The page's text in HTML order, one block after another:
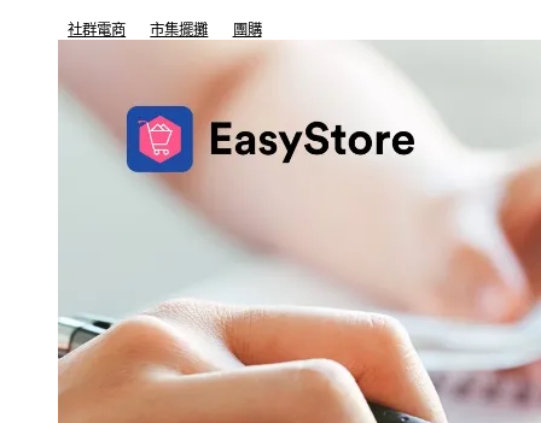
社群電商 市集擺攤 團購